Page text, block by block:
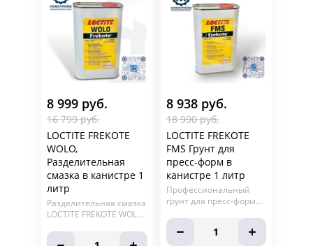
8 999 руб.
16 799 руб.
LOCTITE FREKOTE
WOLO,
Разделительная
смазка в канистре 1
литр
Разделительная смазка
LOCTITE FREKOTE WOLO
качества по доступной
8 938 руб.
18 990 руб.
LOCTITE FREKOTE
FMS Грунт для
пресс-форм в
канистре 1 литр
Профессиональный
грунт для пресс-форм
канистре 1 литр.
Устраняет пористость/
1